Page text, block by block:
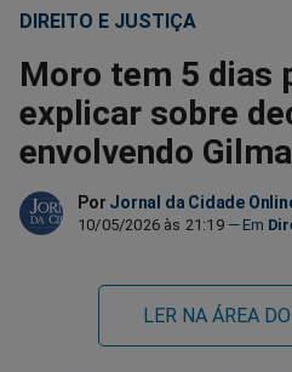
Compartilhar
no
Facebook
Compartilhar
no
Whatsapp
no
Twitter
DIREITO E JUSTIÇA
Moro tem 5 dias
explicar sobre
envolvendo
Por Jornal da Cidade
10/05/2026 às 21:19
LER NA ÁREA